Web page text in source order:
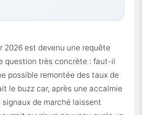
2026 est devenu une requête
question très concrète : faut-il
possible remontée des taux de
le buzz car, après une accalmie
signaux de marché laissent